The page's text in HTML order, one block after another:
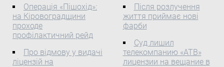
пошириться спекотне і в
основному сухе повітря,
погоду визначатиме поле
атмосферного тиску. ...
Операція «Пішохід»:
на Кіровоградщини
проходе
профілактичний рейд
Про відмову у видачі
ліцензій на
президента страны
Франсиско Флореса,
сообщает Agence France-
Presse. Экс-президент
является подозреваемым
...
за себе", Центральна
виборча комісія
Про відмову в
реєстрації кандидата у
народні депутати України
в одномандатному
Після розлучення
життя приймає нові
фарби
Суд лишил
телекомпанию «АТВ»
лицензии на вещание в